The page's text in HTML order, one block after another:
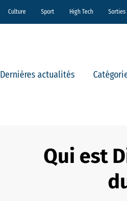
Culture Sport High Tech Sorties
Dernières actualités
Qui est